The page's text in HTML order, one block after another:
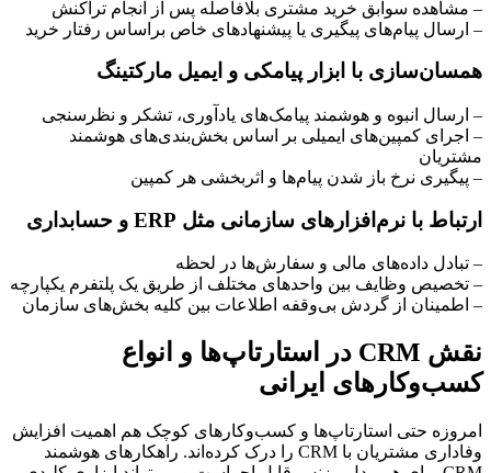
– مشاهده سوابق خرید مشتری بلافاصله پس از انجام تراکنش
– ارسال پیام‌های پیگیری یا پیشنهاد‌های خاص براساس رفتار خرید
همسان‌سازی با ابزار پیامکی و ایمیل مارکتینگ
– ارسال انبوه و هوشمند پیامک‌های یادآوری، تشکر و نظرسنجی
– اجرای کمپین‌های ایمیلی بر اساس بخش‌بندی‌های هوشمند
مشتریان
– پیگیری نرخ باز شدن پیام‌ها و اثربخشی هر کمپین
ارتباط با نرم‌افزارهای سازمانی مثل ERP و حسابداری
– تبادل داده‌های مالی و سفارش‌ها در لحظه
– تخصیص وظایف بین واحدهای مختلف از طریق یک پلتفرم یکپارچه
– اطمینان از گردش بی‌وقفه اطلاعات بین کلیه بخش‌های سازمان
نقش CRM در استارتاپ‌ها و انواع
کسب‌وکارهای ایرانی
امروزه حتی استارتاپ‌ها و کسب‌وکارهای کوچک هم اهمیت افزایش
وفاداری مشتریان با CRM را درک کرده‌اند. راهکارهای هوشمند